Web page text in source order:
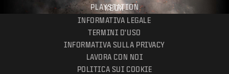
PLAYSTATION
XBOX
INFORMATIVA LEGALE
TERMINI D'USO
INFORMATIVA SULLA PRIVACY
LAVORA CON NOI
POLITICA SUI COOKIE